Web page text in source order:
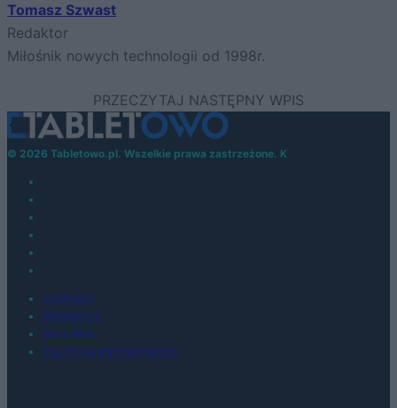
Tomasz Szwast
Redaktor
Miłośnik nowych technologii od 1998r.
© 2026 Tabletowo.pl. Wszelkie prawa zastrzeżone. K
KONTAKT
REDAKCJA
REKLAMA
POLITYKA PRYWATNOŚCI